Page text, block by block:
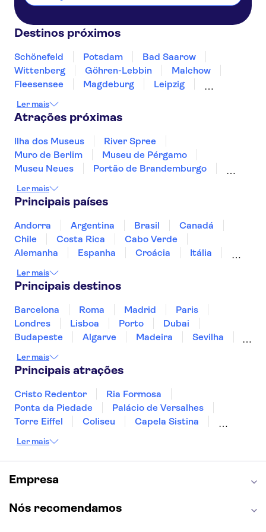
Destinos próximos
Schönefeld Potsdam
Bad Saarow
Wittenberg
Göhren-Lebbin
Malchow
Fleesensee
Magdeburg
Leipzig
Eisleben
Wolfsburg
Ler mais
Atrações próximas
Ilha dos Museus
River Spree
Muro de Berlim
Museu de Pérgamo
Museu Neues
Portão de Brandemburgo
Porto de Hamburgo
Alte Nationalgalerie (Antiga Galeria Nacional)
Reeperbahn
Elbphilharmonie
Checkpoint Charlie Berlin
HafenCity
Ler mais
Principais países
Andorra Argentina Brasil
Canadá
Chile
Costa Rica
Cabo Verde
Alemanha
Espanha Croácia
Itália
Marrocos
Maldivas
Singapura
Turquia
Ler mais
Principais destinos
Barcelona Roma Madrid
Paris
Londres
Lisboa Porto
Dubai
Budapeste
Algarve Madeira
Sevilha
Sintra
Lagos Vigo
Ler mais
Principais atrações
Cristo Redentor
Ria Formosa
Ponta da Piedade
Palácio de Versalhes
Torre Eiffel
Coliseu
Capela Sistina
Parque Güell
Caminito del Rey
Castelo de São Jorge
Quinta da Regaleira
Parque Warner
Mosteiro dos Jerónimos
Ler mais
Empresa
Nós recomendamos